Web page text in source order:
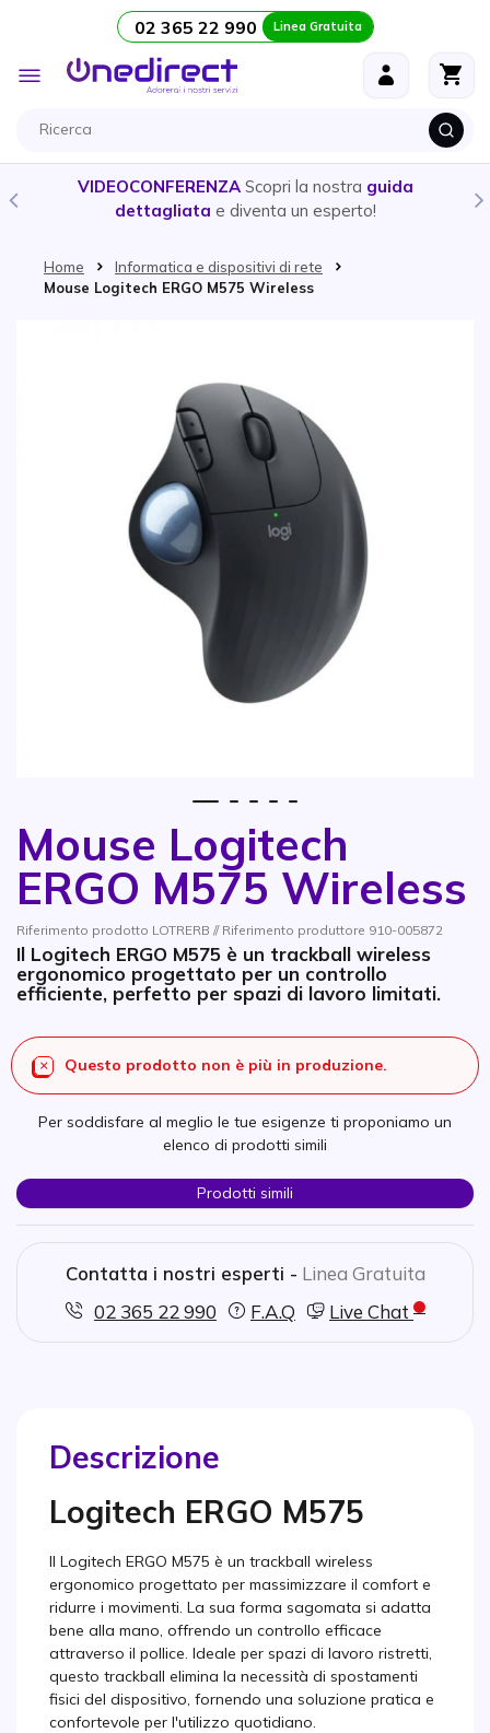
Salta al contenuto 02 365 22 990 Linea Gratuita
Toggle
Nav
VIDEOCONFERENZA Scopri la nostra guida
dettagliata e diventa un esperto!
Home
Informatica e dispositivi di rete
Mouse Logitech ERGO M575 Wireless
Mouse Logitech
ERGO M575 Wireless
Riferimento prodotto LOTRERB // Riferimento produttore 910-005872
Il Logitech ERGO M575 è un trackball wireless
ergonomico progettato per un controllo
efficiente, perfetto per spazi di lavoro limitati.
Questo prodotto non è più in produzione.
Per soddisfare al meglio le tue esigenze ti proponiamo un
elenco di prodotti simili
Prodotti simili
Contatta i nostri esperti - Linea Gratuita
02 365 22 990
F.A.Q Live Chat
Vai all'inizio della galleria di immagini
Descrizione
Logitech ERGO M575
Il Logitech ERGO M575 è un trackball wireless
ergonomico progettato per massimizzare il comfort e
ridurre i movimenti. La sua forma sagomata si adatta
bene alla mano, offrendo un controllo efficace
attraverso il pollice. Ideale per spazi di lavoro ristretti,
questo trackball elimina la necessità di spostamenti
fisici del dispositivo, fornendo una soluzione pratica e
confortevole per l'utilizzo quotidiano.